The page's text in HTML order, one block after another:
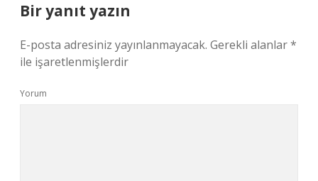
Bir yanıt yazın
E-posta adresiniz yayınlanmayacak. Gerekli alanlar*
ile işaretlenmişlerdir
Yorum